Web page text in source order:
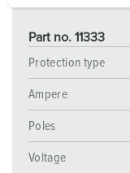
Part no. 11333
Protection type
Ampere
Poles
Voltage